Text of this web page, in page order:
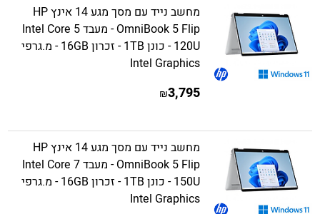
מחשב נייד עם מסך מגע 14 אינץ HP
OmniBook 5 Flip - מעבד Intel Core 5
120U - כונן 1TB - זכרון 16GB - מ.גרפי
Intel Graphics
3,795
₪
מחשב נייד עם מסך מגע 14 אינץ HP
OmniBook 5 Flip - מעבד Intel Core 7
150U - כונן 1TB - זכרון 16GB - מ.גרפי
Intel Graphics